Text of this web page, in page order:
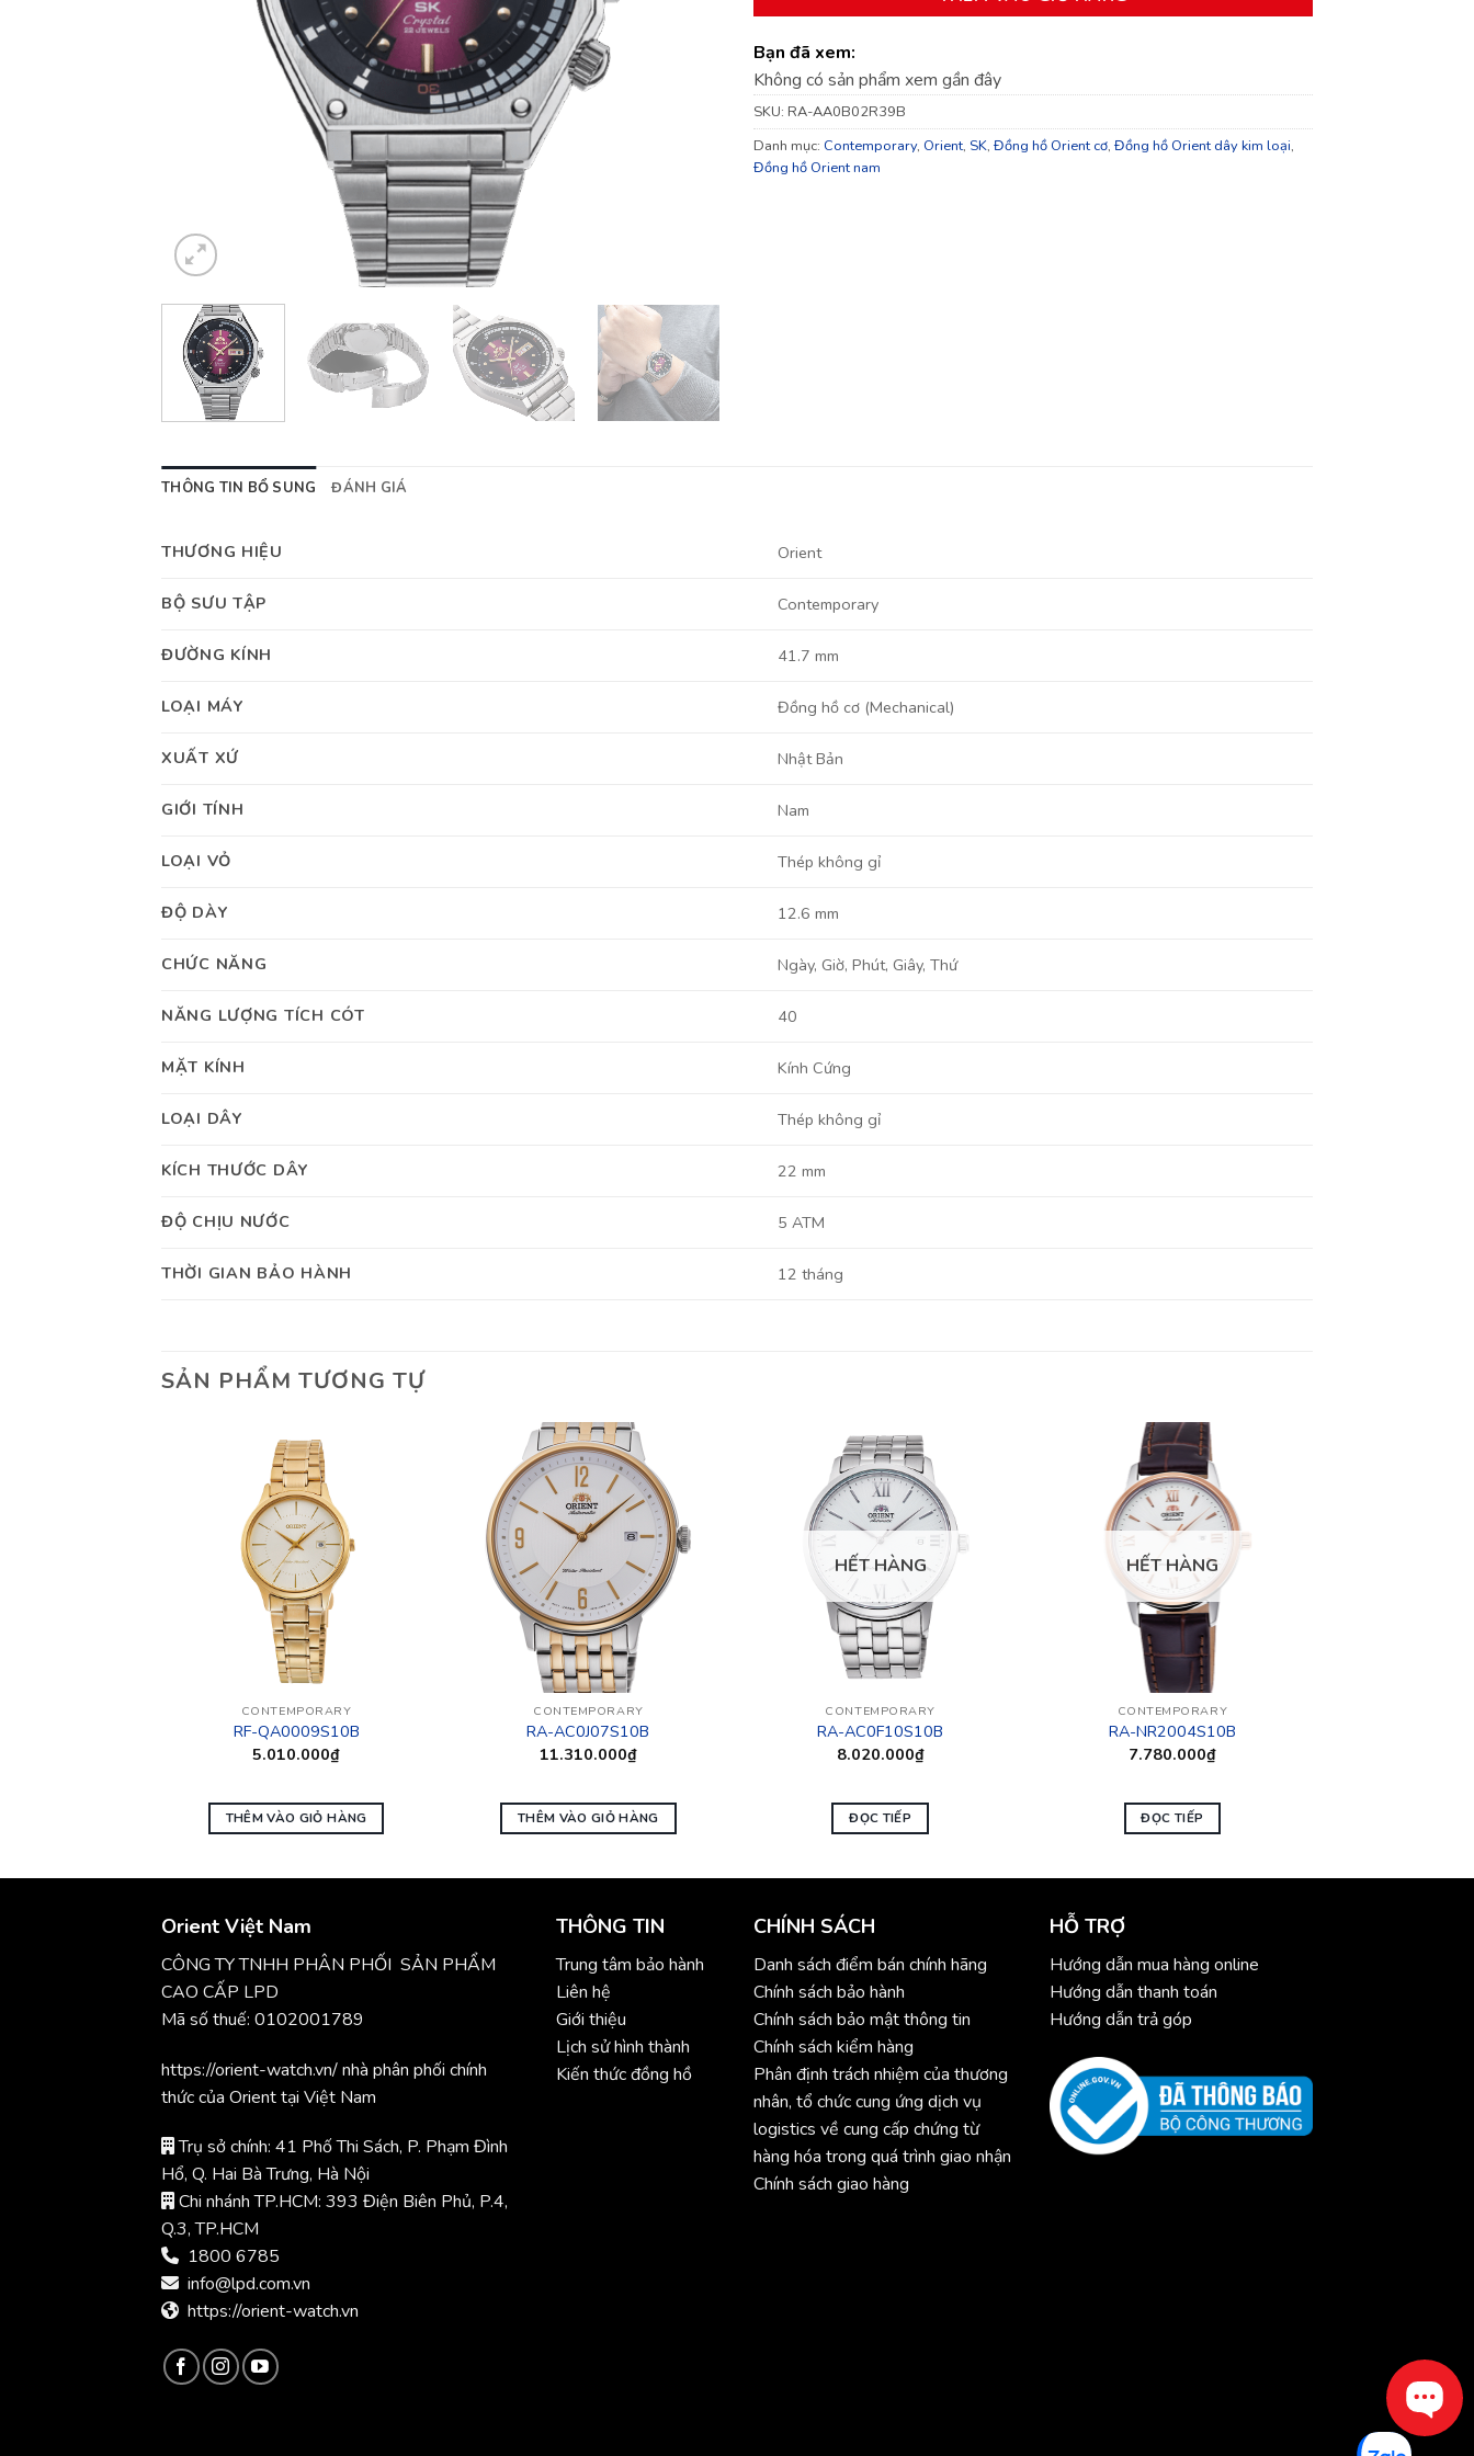
Bạn đã xem:
Không có sản phẩm xem gần đây
SKU: RA-AA0B02R39B
Danh mục: Contemporary, Orient, SK, Đồng hồ Orient cơ, Đồng hồ Orient dây kim loại,
Đồng hồ Orient nam
THÔNG TIN BỔ SUNG ĐÁNH GIÁ
THƯƠNG HIỆU Orient
BỘ SƯU TẬP Contemporary
ĐƯỜNG KÍNH 41.7 mm
LOẠI MÁY Đồng hồ cơ (Mechanical)
XUẤT XỨ Nhật Bản
GIỚI TÍNH Nam
LOẠI VỎ Thép không gỉ
ĐỘ DÀY 12.6 mm
CHỨC NĂNG Ngày, Giờ, Phút, Giây, Thứ
NĂNG LƯỢNG TÍCH CÓT 40
MẶT KÍNH Kính Cứng
LOẠI DÂY Thép không gỉ
KÍCH THƯỚC DÂY 22 mm
ĐỘ CHỊU NƯỚC 5 ATM
THỜI GIAN BẢO HÀNH 12 tháng
SẢN PHẨM TƯƠNG TỰ
CONTEMPORARY
RF-QA0009S10B
5.010.000₫
THÊM VÀO GIỎ HÀNG
CONTEMPORARY
RA-AC0J07S10B
11.310.000₫
THÊM VÀO GIỎ HÀNG
HẾT HÀNG
CONTEMPORARY
RA-AC0F10S10B
8.020.000₫
ĐỌC TIẾP
HẾT HÀNG
CONTEMPORARY
RA-NR2004S10B
7.780.000₫
ĐỌC TIẾP
Orient Việt Nam
CÔNG TY TNHH PHÂN PHỐI SẢN PHẨM
CAO CẤP LPD
Mã số thuế: 0102001789
https://orient-watch.vn/ nhà phân phối chính
thức của Orient tại Việt Nam
Trụ sở chính: 41 Phố Thi Sách, P. Phạm Đình
Hổ, Q. Hai Bà Trưng, Hà Nội
Chi nhánh TP.HCM: 393 Điện Biên Phủ, P.4,
Q.3, TP.HCM
1800 6785
info@lpd.com.vn
https://orient-watch.vn
THÔNG TIN
Trung tâm bảo hành
Liên hệ
Giới thiệu
Lịch sử hình thành
Kiến thức đồng hồ
CHÍNH SÁCH
Danh sách điểm bán chính hãng
Chính sách bảo hành
Chính sách bảo mật thông tin
Chính sách kiểm hàng
Phân định trách nhiệm của thương
nhân, tổ chức cung ứng dịch vụ
logistics về cung cấp chứng từ
hàng hóa trong quá trình giao nhận
Chính sách giao hàng
HỖ TRỢ
Hướng dẫn mua hàng online
Hướng dẫn thanh toán
Hướng dẫn trả góp